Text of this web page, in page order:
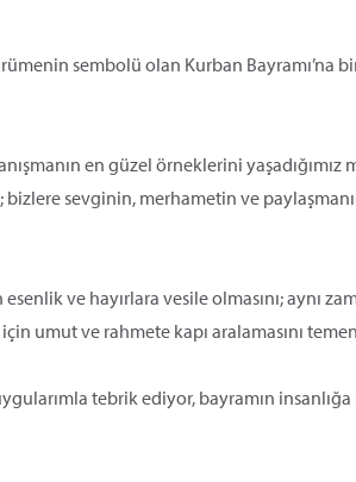
sembolü olan Kurban Bayramı’na
en güzel örneklerini yaşadığımız
sevginin, merhametin ve
ve hayırlara vesile olmasını; aynı
umut ve rahmete kapı aralamasını
tebrik ediyor, bayramın